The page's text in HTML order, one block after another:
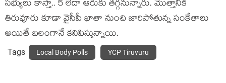
స‌భ్యులు కాస్తా.. 5 లేదా ఆరుకు త‌గ్గ‌నున్నారు. మొత్తానికి
తిరువూరు కూడా వైసీపీ ఖాతా నుంచి జారిపోతున్న సంకేతాలు
అయితే బ‌లంగానే క‌నిపిస్తున్నాయి.
Tags Local Body Polls YCP Tiruvuru